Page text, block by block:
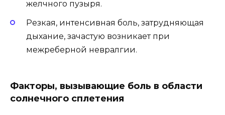
желчного пузыря.
Резкая, интенсивная боль, затрудняющая
дыхание, зачастую возникает при
межреберной невралгии.
Факторы, вызывающие боль в области
солнечного сплетения